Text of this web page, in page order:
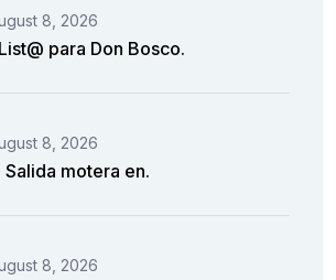
8, 2026
para Don Bosco.
8, 2026
Salida motera en.
8, 2026